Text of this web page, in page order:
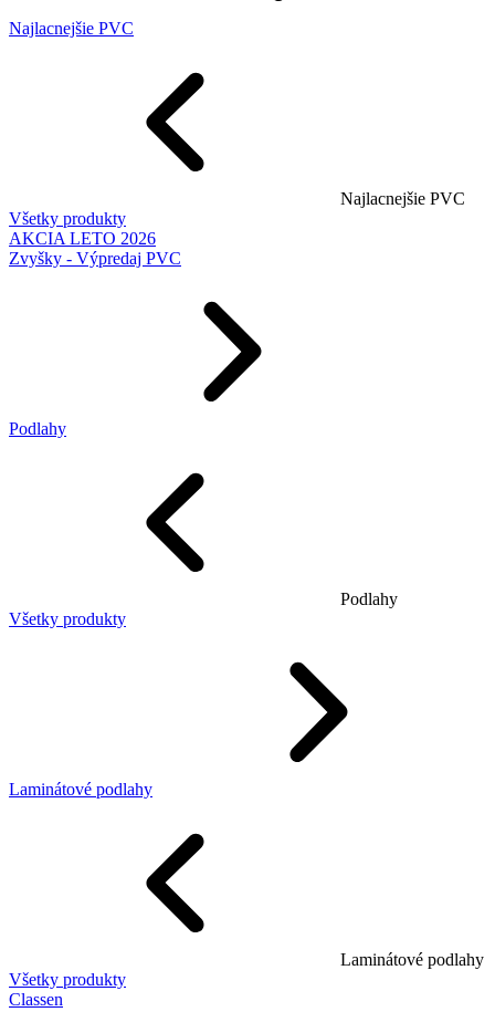
Najlacnejšie PVC
Najlacnejšie PVC
Všetky produkty
AKCIA LETO 2026
Zvyšky - Výpredaj PVC
Podlahy
Podlahy
Všetky produkty
Laminátové podlahy
Laminátové podlahy
Všetky produkty
Classen